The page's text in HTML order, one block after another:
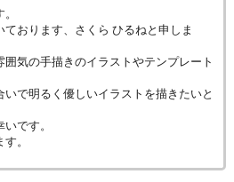
おります、さくら ひるねと申しま
気の手描きのイラストやテンプレート
で明るく優しいイラストを描きたいと
です。
。